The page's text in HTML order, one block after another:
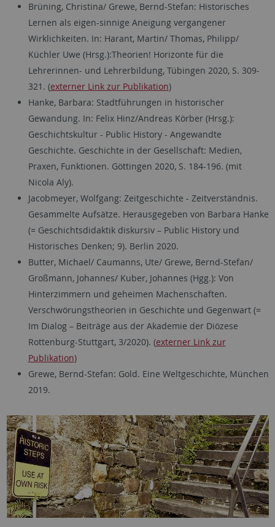
Brüning, Christina/ Grewe, Bernd-Stefan: Historisches
Lernen als eigen-sinnige Aneigung vergangener
Wirklichkeiten. In: Harant, Martin/ Thomas, Philipp/
Küchler Uwe (Hrsg.):Theorien! Horizonte für die
Lehrerinnen- und Lehrerbildung, Tübingen 2020, S. 309-
321. (externer Link zur Publikation)
Hanke, Barbara: Stadtführungen in historischer
Gewandung. In: Felix Hinz/Andreas Körber (Hrsg.):
Geschichtskultur - Public History - Angewandte
Geschichte. Geschichte in der Gesellschaft: Medien,
Praxen, Funktionen. Göttingen 2020, S. 184-196. (mit
Nicola Aly).
Jacobmeyer, Wolfgang: Zeitgeschichte - Zeitverständnis.
Gesammelte Aufsätze. Herausgegeben von Barbara Hanke
(= Geschichtsdidaktik diskursiv – Public History und
Historisches Denken; 9). Berlin 2020.
Butter, Michael/ Caumanns, Ute/ Grewe, Bernd-Stefan/
Großmann, Johannes/ Kuber, Johannes (Hgg.): Von
Hinterzimmern und geheimen Machenschaften.
Verschwörungstheorien in Geschichte und Gegenwart (=
Im Dialog – Beiträge aus der Akademie der Diözese
Rottenburg-Stuttgart, 3/2020). (externer Link zur
Publikation)
Grewe, Bernd-Stefan: Gold. Eine Weltgeschichte, München
2019.